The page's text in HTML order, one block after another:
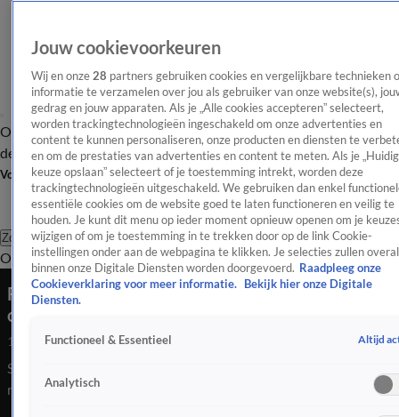
OverzichtAfleveringen Entertainment TV Algemeen
Tip
de redactieNieuwsbrief
Volg Shownieuws
Zoeken
OverzichtEntertainmentSpraakmakendRealityCrimeVideo's
Ferry Doedens reageert op veroordeling én
ophef documentaire
13 mei 2026, 21:08
Shownieuws spreekt Ferry Doedens na zijn veroordeling voor
rijden onder invloed. Ook reageert hij voor de camera op zijn
Jouw cookievoorkeuren
Wij en onze 28 partners gebruiken cookies en vergelijkbare technieken
informatie te verzamelen over jou als gebruiker van onze website(s),
gedrag en jouw apparaten. Als je „Alle cookies accepteren” selecteert,
worden trackingtechnologieën ingeschakeld om onze advertenties en
content te kunnen personaliseren, onze producten en diensten te
en om de prestaties van advertenties en content te meten. Als je
keuze opslaan” selecteert of je toestemming intrekt, worden deze
trackingtechnologieën uitgeschakeld. We gebruiken dan enkel
essentiële cookies om de website goed te laten functioneren en veilig te
houden. Je kunt dit menu op ieder moment opnieuw openen om je
wijzigen of om je toestemming in te trekken door op de link Cookie-
instellingen onder aan de webpagina te klikken. Je selecties zullen overal
binnen onze Digitale Diensten worden doorgevoerd. Raadpleeg onze
Cookieverklaring voor meer informatie.
Bekijk hier onze Digitale
Diensten.
Functioneel & Essentieel Altijd
Analytisch